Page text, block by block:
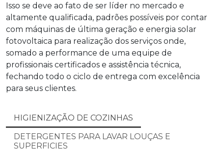
Isso se deve ao fato de ser líder no mercado e
altamente qualificada, padrões possíveis por contar
com máquinas de última geração e energia solar
fotovoltaica para realização dos serviços onde,
somado a performance de uma equipe de
profissionais certificados e assistência técnica,
fechando todo o ciclo de entrega com excelência
para seus clientes.
HIGIENIZAÇÃO DE COZINHAS
DETERGENTES PARA LAVAR LOUÇAS E
SUPERFICIES